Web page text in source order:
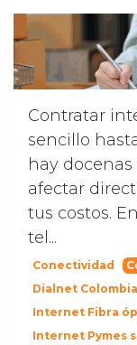
Contratar
sencillo
hay
afectar
tus costos.
tel...
Conectividad
Dialnet Colombia
Internet Fibra
Internet Pymes